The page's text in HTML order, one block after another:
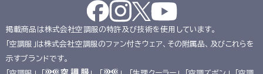
掲載商品は株式会社空調服の特許及び技術を使用しています。
「空調服」は株式会社空調服のファン付きウェア、その附属品、及びこれらを
示すブランドです。